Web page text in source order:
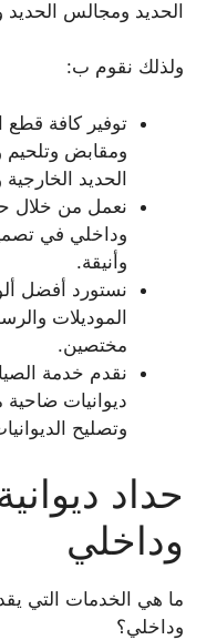
الحديد ومجالس
ولذلك نقوم ب:
توفير كافة قطع
ومقابض وتلحيم
الحديد الخارجية
نعمل من خلال
وداخلي في
وأنيقة.
نستورد أفضل
الموديلات
مختصين.
نقدم خدمة
ديوانيات ضاحية
وتصليح
حداد
وداخلي
ما هي الخدمات التي
وداخلي؟